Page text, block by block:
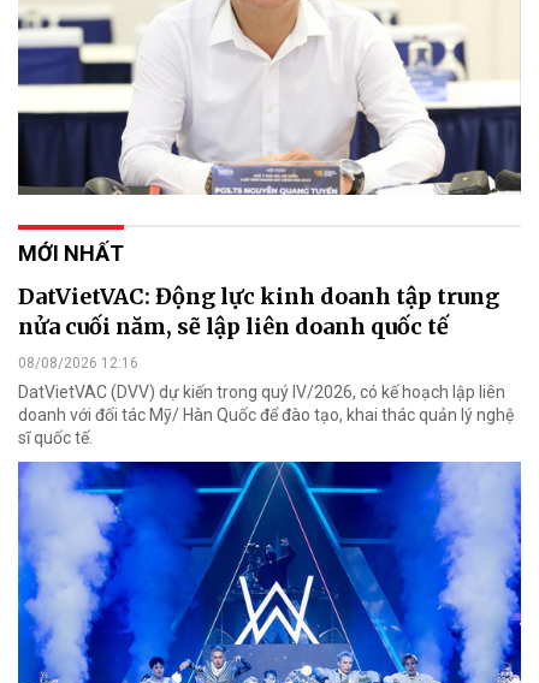
MỚI NHẤT
DatVietVAC: Động lực kinh doanh tập trung
nửa cuối năm, sẽ lập liên doanh quốc tế
08/08/2026 12:16
DatVietVAC (DVV) dự kiến trong quý IV/2026, có kế hoạch lập liên
doanh với đối tác Mỹ/ Hàn Quốc để đào tạo, khai thác quản lý nghệ
sĩ quốc tế.